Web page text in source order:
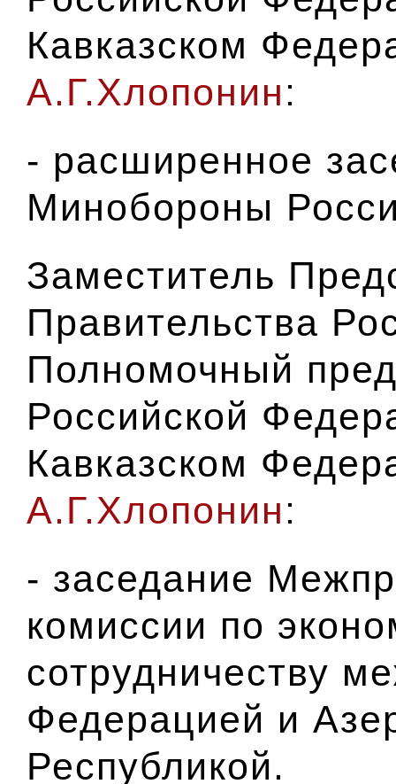
Кавказском
А.Г.Хлопонин:
- расширенное
Минобороны
Заместитель
Правительства
Полномочный
Российской
Кавказском
А.Г.Хлопонин:
- заседание
комиссии по
сотрудничеству
Федерацией и
Республикой.